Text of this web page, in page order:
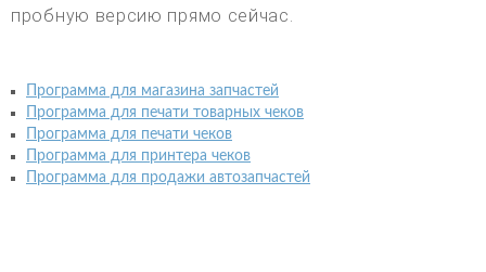
пробную версию прямо сейчас.
Программа для магазина запчастей
Программа для печати товарных чеков
Программа для печати чеков
Программа для принтера чеков
Программа для продажи автозапчастей